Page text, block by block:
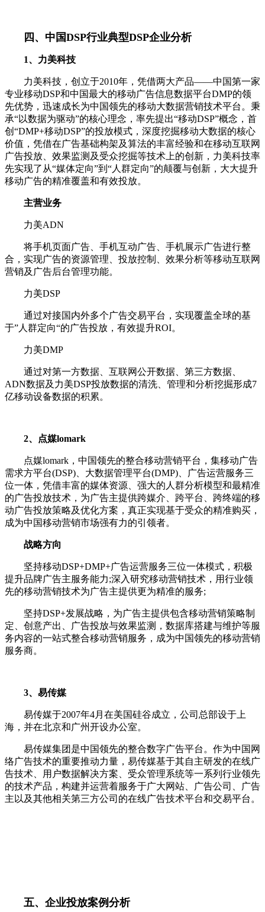
四 、中国DSP行业典型DSP企业分析
1、力美科技
力美科技，创立于2010年，凭借两大产品——中国第一家
专业移动DSP和中国最大的移动广告信息数据平台DMP的领
先优势，迅速成长为中国领先的移动大数据营销技术平台。秉
承“以数据为驱动”的核心理念，率先提出“移动DSP”概念，首
创“DMP+移动DSP”的投放模式，深度挖掘移动大数据的核心
价值，凭借在广告基础构架及算法的丰富经验和在移动互联网
广告投放、效果监测及受众挖掘等技术上的创新，力美科技率
先实现了从“媒体定向”到“人群定向”的颠覆与创新，大大提升
移动广告的精准覆盖和有效投放。
主营业务
力美ADN
将手机页面广告、手机互动广告、手机展示广告进行整
合，实现广告的资源管理、投放控制、效果分析等移动互联网
营销及广告后台管理功能。
力美DSP
通过对接国内外多个广告交易平台，实现覆盖全球的基
于”人群定向“的广告投放，有效提升ROI。
力美DMP
通过对第一方数据、互联网公开数据、第三方数据、
ADN数据及力美DSP投放数据的清洗、管理和分析挖掘形成7
亿移动设备数据的积累。
2、点媒lomark
点媒lomark，中国领先的整合移动营销平台，集移动广告
需求方平台(DSP)、大数据管理平台(DMP)、广告运营服务三
位一体，凭借丰富的媒体资源、强大的人群分析模型和最精准
的广告投放技术，为广告主提供跨媒介、跨平台、跨终端的移
动广告投放策略及优化方案，真正实现基于受众的精准购买，
成为中国移动营销市场强有力的引领者。
战略方向
坚持移动DSP+DMP+广告运营服务三位一体模式，积极
提升品牌广告主服务能力;深入研究移动营销技术，用行业领
先的移动营销技术为广告主提供更为精准的服务;
坚持DSP+发展战略，为广告主提供包含移动营销策略制
定、创意产出、广告投放与效果监测，数据库搭建与维护等服
务内容的一站式整合移动营销服务，成为中国领先的移动营销
服务商。
3、易传媒
易传媒于2007年4月在美国硅谷成立，公司总部设于上
海，并在北京和广州开设办公室。
易传媒集团是中国领先的整合数字广告平台。作为中国网
络广告技术的重要推动力量，易传媒基于其自主研发的在线广
告技术、用户数据解决方案、受众管理系统等一系列行业领先
的技术产品，构建并运营着服务于广大网站、广告公司、广告
主以及其他相关第三方公司的在线广告技术平台和交易平台。
五、企业投放案例分析